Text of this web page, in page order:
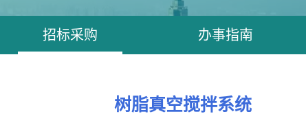
招标采购 办事指南
树脂真空搅拌系统